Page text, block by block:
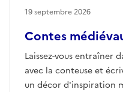
Contes
Laissez-vous entraîner
avec la conteuse et
un décor d'inspiration
19 septembre 2026